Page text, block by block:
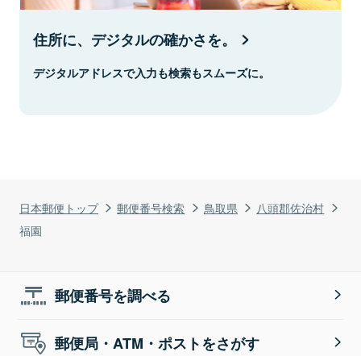
日本郵便トップ 郵便番号検索 鳥取県
八頭郡佐治村
福園
住所に、デジタルの確かさを。
デジタルアドレスで入力も検索もスムーズに。
郵便番号を調べる
郵便局・ATM・ポストをさがす